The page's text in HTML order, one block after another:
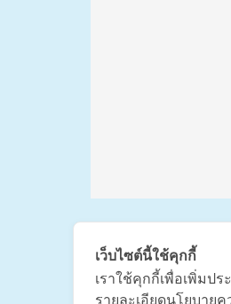
เว็บไซต์นี้ใช้คุกกี้
เราใช้คุกกี้เพื่อเพิ่มป
รายละเอียดนโยบาย